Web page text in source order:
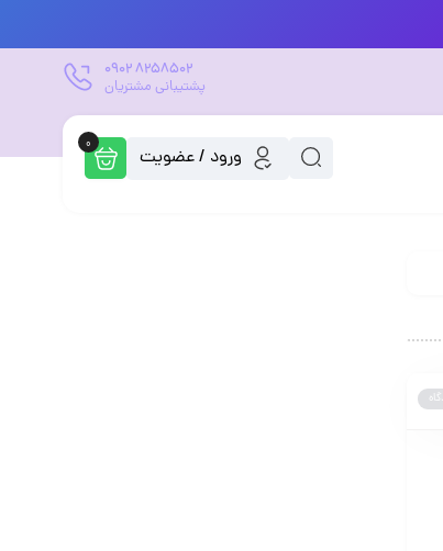
8258502
0902
پشتیبانی مشتریان
0
ورود / عضویت